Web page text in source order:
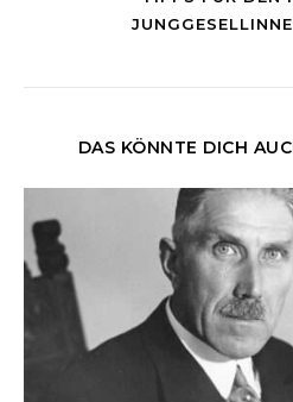
DAS KÖNNTE DICH